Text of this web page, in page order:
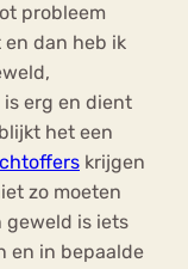
probleem
dan heb ik
is erg en dient
het een
krijgen
zo moeten
geweld is iets
en in bepaalde